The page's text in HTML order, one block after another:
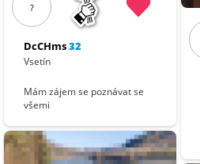
?
DcCHms32
Vsetín
Mám zájem se poznávat se
všemi